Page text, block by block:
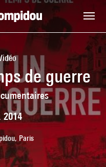
de guerre
2014
Paris